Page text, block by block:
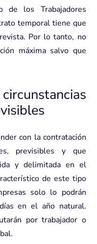
de los Trabajadores
temporal tiene que
Por lo tanto, no
máxima salvo que
con la contratación
previsibles y que
y delimitada en el
de este tipo
solo lo podrán
en el año natural.
por trabajador o